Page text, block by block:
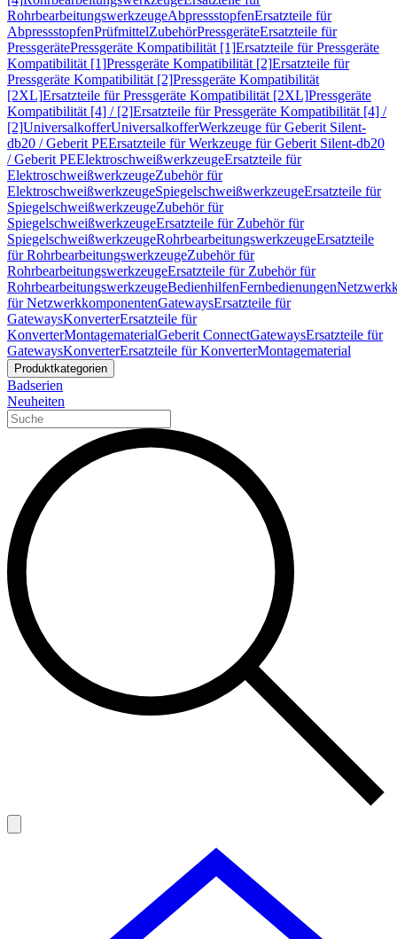
RohrbearbeitungswerkzeugeAbpressstopfenErsatzteile für
AbpressstopfenPrüfmittelZubehörPressgeräteErsatzteile für
PressgerätePressgeräte Kompatibilität [1]Ersatzteile für Pressgeräte
Kompatibilität [1]Pressgeräte Kompatibilität [2]Ersatzteile für
Pressgeräte Kompatibilität [2]Pressgeräte Kompatibilität
[2XL]Ersatzteile für Pressgeräte Kompatibilität [2XL]Pressgeräte
Kompatibilität [4] / [2]Ersatzteile für Pressgeräte Kompatibilität [4] /
[2]UniversalkofferUniversalkofferWerkzeuge für Geberit Silent-
db20 / Geberit PEErsatzteile für Werkzeuge für Geberit Silent-db20
/ Geberit PEElektroschweißwerkzeugeErsatzteile für
ElektroschweißwerkzeugeZubehör für
ElektroschweißwerkzeugeSpiegelschweißwerkzeugeErsatzteile für
SpiegelschweißwerkzeugeZubehör für
SpiegelschweißwerkzeugeErsatzteile für Zubehör für
SpiegelschweißwerkzeugeRohrbearbeitungswerkzeugeErsatzteile
für RohrbearbeitungswerkzeugeZubehör für
RohrbearbeitungswerkzeugeErsatzteile für Zubehör für
RohrbearbeitungswerkzeugeBedienhilfenFernbedienungen
für NetzwerkkomponentenGatewaysErsatzteile für
GatewaysKonverterErsatzteile für
KonverterMontagematerialGeberit ConnectGatewaysErsatzteile für
GatewaysKonverterErsatzteile für KonverterMontagematerial
Produktkategorien
Badserien
Neuheiten